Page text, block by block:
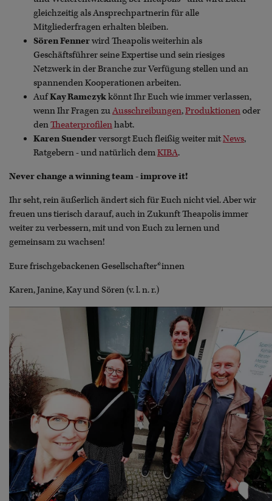
gleichzeitig als Ansprechpartnerin für alle
Mitgliederfragen erhalten bleiben.
Sören Fennerwird Theapolis weiterhin als
Geschäftsführer seine Expertise und sein riesiges
Netzwerk in der Branche zur Verfügung stellen und an
spannenden Kooperationen arbeiten.
AufKay Ramczykkönnt Ihr Euch wie immer verlassen,
wenn Ihr Fragen zuAusschreibungen,Produktionenoder
denTheaterprofilenhabt.
Karen Suenderversorgt Euch fleißig weiter mitNews,
Ratgebern - und natürlich demKIBA.
Never change a winning team - improve it!
Ihr seht, rein äußerlich ändert sich für Euch nicht viel. Aber wir
freuen uns tierisch darauf, auch in Zukunft Theapolis immer
weiter zu verbessern, mit und von Euch zu lernen und
gemeinsam zu wachsen!
Eure frischgebackenen Gesellschafter*innen
Karen, Janine, Kay und Sören (v. l. n. r.)